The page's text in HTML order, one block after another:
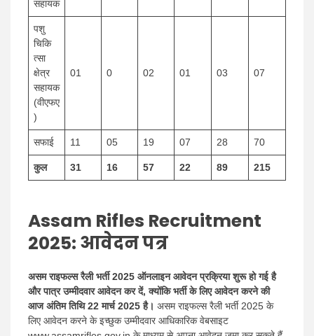
सहायक
पशु
चिकि
त्सा
क्षेत्र
सहायक
(वीएफए
)
01 0 02 01 03 07
सफाई 11 05 19 07 28 70
कुल 31 16 57 22 89 215
Assam Rifles Recruitment
2025: आवेदन पत्र
असम राइफल्स रैली भर्ती 2025 ऑनलाइन आवेदन प्रक्रिया शुरू हो गई है
और पात्र उम्मीदवार आवेदन कर दें, क्योंकि भर्ती के लिए आवेदन करने की
आज अंतिम तिथि 22 मार्च 2025 है। असम राइफल्स रैली भर्ती 2025 के
लिए आवेदन करने के इच्छुक उम्मीदवार आधिकारिक वेबसाइट